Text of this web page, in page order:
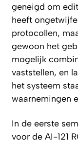
geneigd om
heeft
protocollen,
gewoon het
mogelijk
vaststellen, en
het systeem
waarnemingen
In de eerste
voor de AI-121